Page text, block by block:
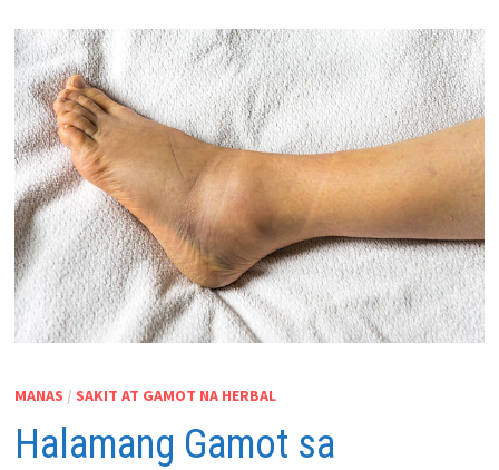
MANAS / SAKIT AT GAMOT NA HERBAL
Halamang Gamot sa